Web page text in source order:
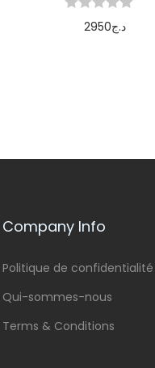
2950د.ج
Company Info
Politique de confidentialité
Qui-sommes-nous
Terms & Conditions